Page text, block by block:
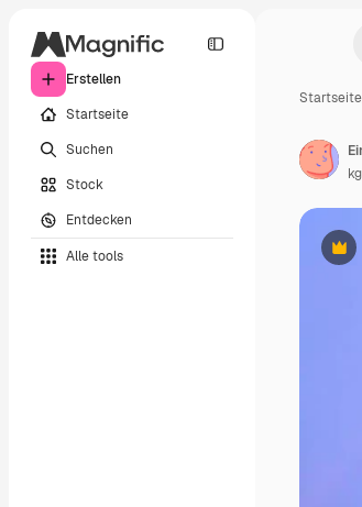
Erstellen
Startseite
Suchen
Stock
Entdecken
Alle tools
Startseite